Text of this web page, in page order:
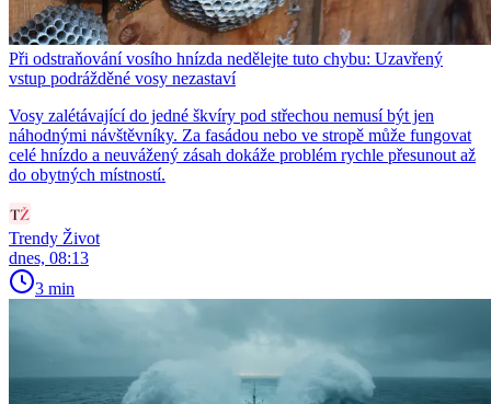
Při odstraňování vosího hnízda nedělejte tuto chybu: Uzavřený
vstup podrážděné vosy nezastaví
Vosy zalétávající do jedné škvíry pod střechou nemusí být jen
náhodnými návštěvníky. Za fasádou nebo ve stropě může fungovat
celé hnízdo a neuvážený zásah dokáže problém rychle přesunout až
do obytných místností.
Trendy Život
dnes, 08:13
3 min